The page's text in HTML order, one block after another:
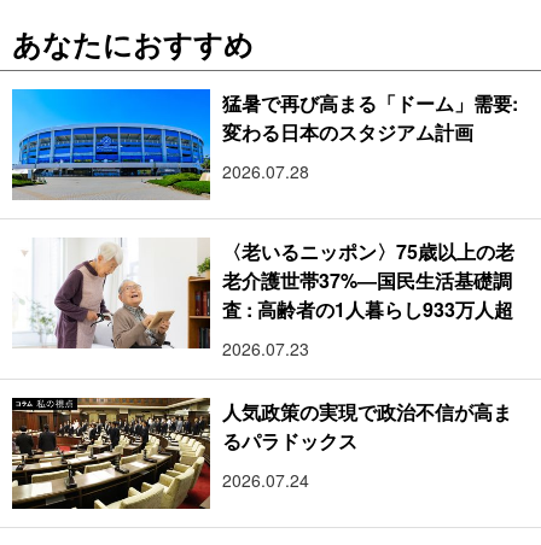
あなたにおすすめ
猛暑で再び高まる「ドーム」需要:
変わる日本のスタジアム計画
2026.07.28
〈老いるニッポン〉75歳以上の老
老介護世帯37%―国民生活基礎調
査 : 高齢者の1人暮らし933万人超
2026.07.23
人気政策の実現で政治不信が高ま
るパラドックス
2026.07.24